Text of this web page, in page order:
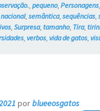
, pequeno, Personagens,
, semântica, sequências,
, Surpresa, tamanho, Tira,
, verbos, vida de gatos,
porblueeosgatos